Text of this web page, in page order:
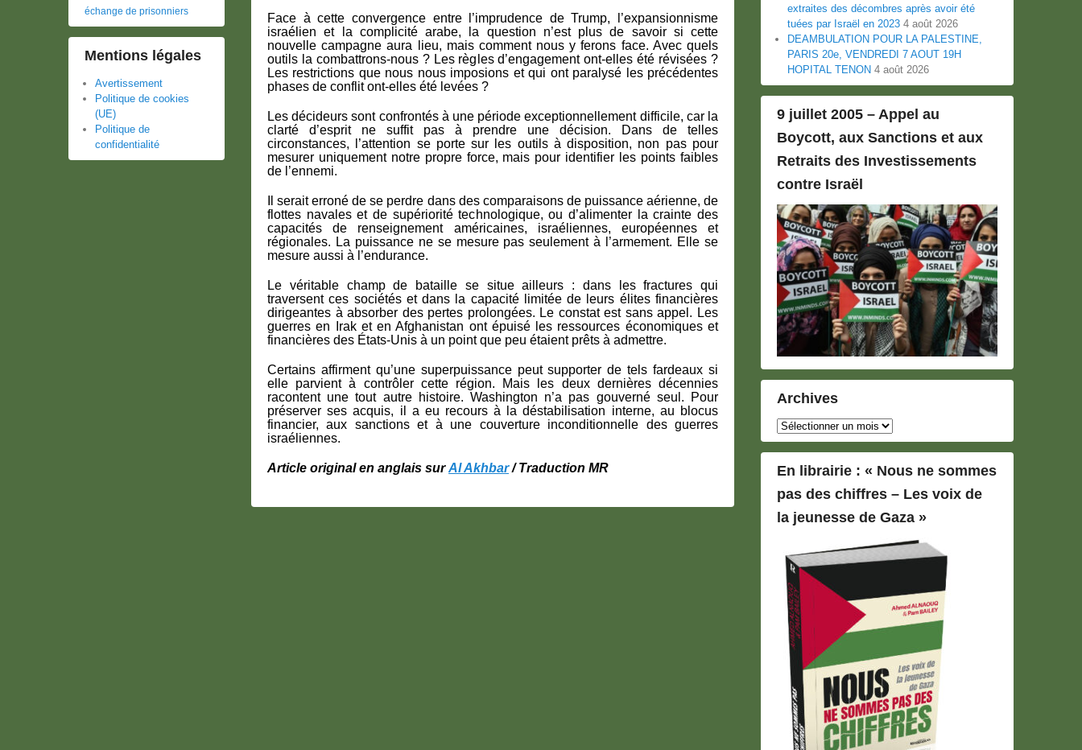
Face à cette convergence entre l’imprudence de Trump, l’expansionnisme
israélien et la complicité arabe, la question n’est plus de savoir si cette
nouvelle campagne aura lieu, mais comment nous y ferons face. Avec quels
outils la combattrons-nous ? Les règles d’engagement ont-elles été révisées ?
Les restrictions que nous nous imposions et qui ont paralysé les précédentes
phases de conflit ont-elles été levées ?
Les décideurs sont confrontés à une période exceptionnellement difficile, car la
clarté d’esprit ne suffit pas à prendre une décision. Dans de telles
circonstances, l’attention se porte sur les outils à disposition, non pas pour
mesurer uniquement notre propre force, mais pour identifier les points faibles
de l’ennemi.
Il serait erroné de se perdre dans des comparaisons de puissance aérienne, de
flottes navales et de supériorité technologique, ou d’alimenter la crainte des
capacités de renseignement américaines, israéliennes, européennes et
régionales. La puissance ne se mesure pas seulement à l’armement. Elle se
mesure aussi à l’endurance.
Le véritable champ de bataille se situe ailleurs : dans les fractures qui
traversent ces sociétés et dans la capacité limitée de leurs élites financières
dirigeantes à absorber des pertes prolongées. Le constat est sans appel. Les
guerres en Irak et en Afghanistan ont épuisé les ressources économiques et
financières des États-Unis à un point que peu étaient prêts à admettre.
Certains affirment qu’une superpuissance peut supporter de tels fardeaux si
elle parvient à contrôler cette région. Mais les deux dernières décennies
racontent une tout autre histoire. Washington n’a pas gouverné seul. Pour
préserver ses acquis, il a eu recours à la déstabilisation interne, au blocus
financier, aux sanctions et à une couverture inconditionnelle des guerres
israéliennes.
Article original en anglais surAl Akhbar/ Traduction MR
extraites des décombres après avoir été
tuées par Israël en 2023 4 août 2026
DEAMBULATION POUR LA PALESTINE,
PARIS 20e, VENDREDI 7 AOUT 19H
HOPITAL TENON 4 août 2026
9 juillet 2005 – Appel au
Boycott, aux Sanctions et aux
Retraits des Investissements
contre Israël
Archives
Archives
En librairie : « Nous ne sommes
pas des chiffres – Les voix de
la jeunesse de Gaza »
échange de prisonniers
Mentions légales
Avertissement
Politique de cookies
(UE)
Politique de
confidentialité